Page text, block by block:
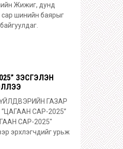
Жижиг, дунд
сар шинийн баярыг
ҮЗЭСГЭЛЭН
ГАЗАР
САР-2025”
САР-2025"
эрхлэгчдийг урьж